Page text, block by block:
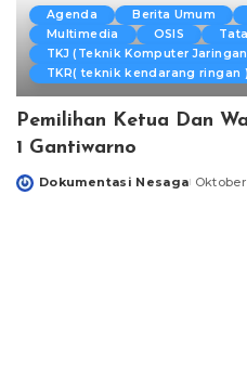
Agenda Berita Umum
Multimedia
OSIS
TKJ (Teknik Komputer
TKR( teknik kendarang ringan )
Pemilihan Ketua Dan
1 Gantiwarno
Posted
Dokumentasi Nesaga